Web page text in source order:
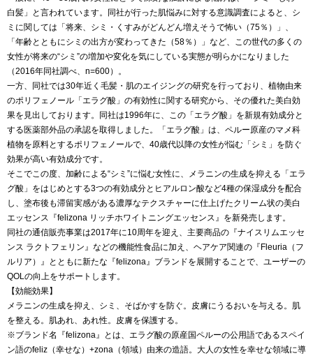
白髪」と言われています。同社が行った肌悩みに対する意識調査によると、シ
ミに関しては「将来、シミ・くすみがどんどん増えそうで怖い（75％）」、
「年齢とともにシミの出方が変わってきた（58％）」など、この世代の多くの
女性が将来の“シミ”の増加や変化を気にしている実態が明らかになりました
（2016年同社調べ、n=600）。
一方、同社では30年近く毛髪・肌のエイジングの研究を行っており、植物由来
のポリフェノール「エラグ酸」の有効性に関する研究から、その優れた美白効
果を見出しております。同社は1996年に、この「エラグ酸」を新規有効成分と
する医薬部外品の承認を取得しました。「エラグ酸」は、ペルー原産のマメ科
植物を原料とするポリフェノールで、40歳代以降の女性が悩む「シミ」を防ぐ
効果が高い有効成分です。
そこでこの度、加齢による“シミ”に悩む女性に、メラニンの生成を抑える「エラ
グ酸」をはじめとする3つの有効成分とヒアルロン酸など4種の保湿成分を配合
し、塗布後も滞留実感がある濃厚なテクスチャーに仕上げたクリーム状の美白
エッセンス『felizona リッチホワイトニングエッセンス』を新発売します。
同社の通信販売事業は2017年に10周年を迎え、主要商品の『ナイスリムエッセ
ンス ラクトフェリン』などの機能性食品に加え、ヘアケア関連の『Fleuria（フ
ルリア）』とともに新たな『felizona』ブランドを展開することで、ユーザーの
QOLの向上をサポートします。
【効能効果】
メラニンの生成を抑え、シミ、そばかすを防ぐ。皮膚にうるおいを与える。肌
を整える。肌あれ、あれ性。皮膚を保護する。
※ブランド名『felizona』とは、エラグ酸の原産国ペルーの公用語であるスペイ
ン語のfeliz（幸せな）+zona（領域）由来の造語。大人の女性を幸せな領域に導